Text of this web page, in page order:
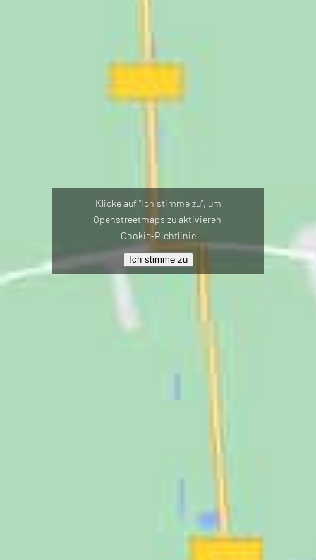
Klicke auf "Ich stimme zu", um
Openstreetmaps zu aktivieren
Cookie-Richtlinie
Ich stimme zu